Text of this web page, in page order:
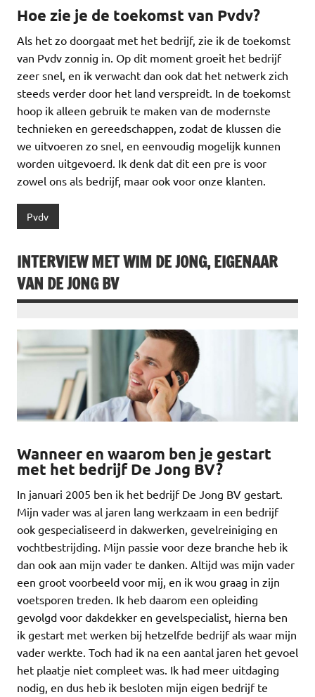
Hoe zie je de toekomst van Pvdv?
Als het zo doorgaat met het bedrijf, zie ik de toekomst
van Pvdv zonnig in. Op dit moment groeit het bedrijf
zeer snel, en ik verwacht dan ook dat het netwerk zich
steeds verder door het land verspreidt. In de toekomst
hoop ik alleen gebruik te maken van de modernste
technieken en gereedschappen, zodat de klussen die
we uitvoeren zo snel, en eenvoudig mogelijk kunnen
worden uitgevoerd. Ik denk dat dit een pre is voor
zowel ons als bedrijf, maar ook voor onze klanten.
Pvdv
INTERVIEW MET WIM DE JONG, EIGENAAR
VAN DE JONG BV
Wanneer en waarom ben je gestart
met het bedrijf De Jong BV?
In januari 2005 ben ik het bedrijf De Jong BV gestart.
Mijn vader was al jaren lang werkzaam in een bedrijf
ook gespecialiseerd in dakwerken, gevelreiniging en
vochtbestrijding. Mijn passie voor deze branche heb ik
dan ook aan mijn vader te danken. Altijd was mijn vader
een groot voorbeeld voor mij, en ik wou graag in zijn
voetsporen treden. Ik heb daarom een opleiding
gevolgd voor dakdekker en gevelspecialist, hierna ben
ik gestart met werken bij hetzelfde bedrijf als waar mijn
vader werkte. Toch had ik na een aantal jaren het gevoel
het plaatje niet compleet was. Ik had meer uitdaging
nodig, en dus heb ik besloten mijn eigen bedrijf te